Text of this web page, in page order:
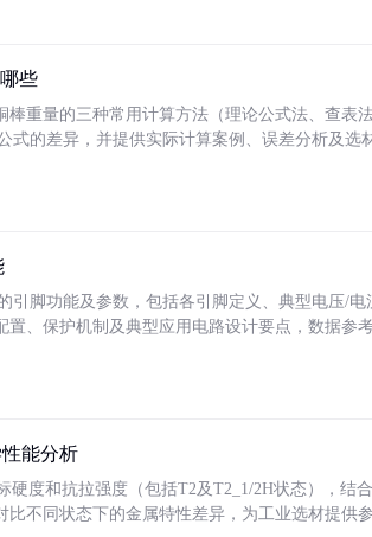
些
棒重量的三种常用计算方法（理论公式法、查表
式的差异，并提供实际计算案例、误差分析及选
引脚功能及参数，包括各引脚定义、典型电压/
置、保护机制及典型应用电路设计要点，数据参
能分析
硬度和抗拉强度（包括T2及T2_1/2H状态），结
不同状态下的金属特性差异，为工业选材提供参